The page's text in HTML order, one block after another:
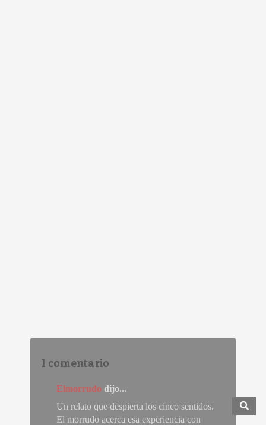
1 comentario
Elmorrudo dijo...
Un relato que despierta los cinco sentidos.
El morrudo acerca esa experiencia con